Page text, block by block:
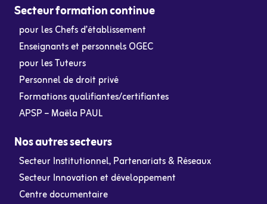
Secteur formation continue
pour les Chefs d’établissement
Enseignants et personnels OGEC
pour les Tuteurs
Personnel de droit privé
Formations qualifiantes/certifiantes
APSP – Maëla PAUL
Nos autres secteurs
Secteur Institutionnel, Partenariats & Réseaux
Secteur Innovation et développement
Centre documentaire